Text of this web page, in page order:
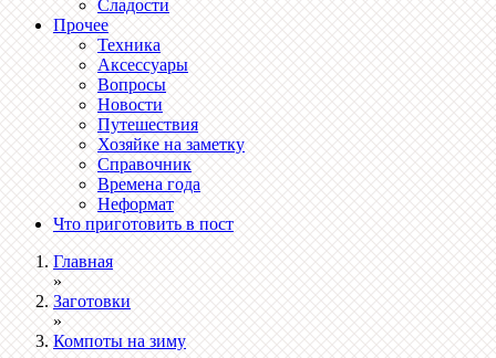
Сладости
Прочее
Техника
Аксессуары
Вопросы
Новости
Путешествия
Хозяйке на заметку
Справочник
Времена года
Неформат
Что приготовить в пост
Главная
»
Заготовки
»
Компоты на зиму